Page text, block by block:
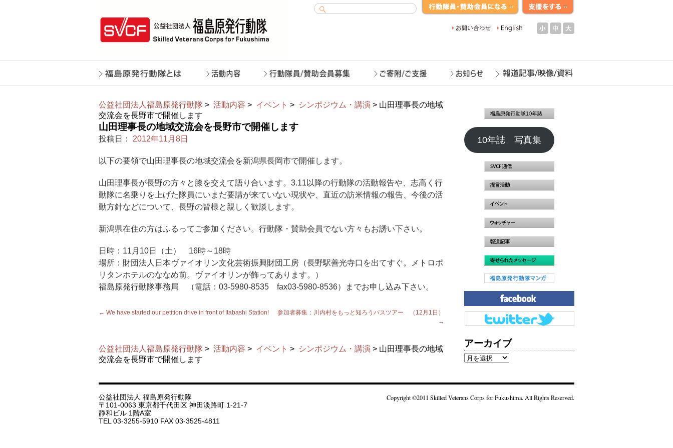
小 中 大
公益社団法人福島原発行動隊 > 活動内容 > イベント > シンポジウム・講演 > 山田理事長の地域
交流会を長野市で開催します
山田理事長の地域交流会を長野市で開催します
投稿日： 2012年11月8日
以下の要領で山田理事長の地域交流会を新潟県長岡市で開催します。
山田理事長が長野の方々と膝を交えて語り合います。3.11以降の行動隊の活動報告や、志高く行
動隊に名乗りを上げた隊員にいまだ要請が来ていない現状や、直近の訪米情報の報告、今後の活
動方針などについて、長野の皆様と親しく歓談します。
新潟県在住の方はふるってご参加ください。行動隊・賛助会員でない方々もお誘い下さい。
日時：11月10日（土） 16時～18時
場所：財団法人日本ヴァイオリン文化芸術振興財団工房（長野駅善光寺口を出てすぐ。メトロポ
リタンホテルのななめ前。ヴァイオリンが飾ってあります。）
福島原発行動隊事務局 （電話：03-5980-8535 fax03-5980-8536）までお申し込み下さい。
← We have started our petition drive in front of Itabashi Station!
参加者募集：川内村をもっと知ろうバスツアー （12月1日）
→
公益社団法人福島原発行動隊 > 活動内容 > イベント > シンポジウム・講演 > 山田理事長の地域
交流会を長野市で開催します
10年誌 写真集
アーカイブ
ア
ブ
公益社団法人 福島原発行動隊
〒101-0063 東京都千代田区 神田淡路町 1-21-7
静和ビル 1階A室
TEL 03-3255-5910 FAX 03-3525-4811
Copyright ©2011 Skilled Veterans Corps for Fukushima. All Rights Reserved.